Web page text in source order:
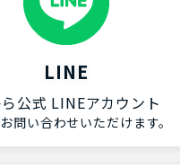
LINE
公式 LINEアカウント
問い合わせいただけます。